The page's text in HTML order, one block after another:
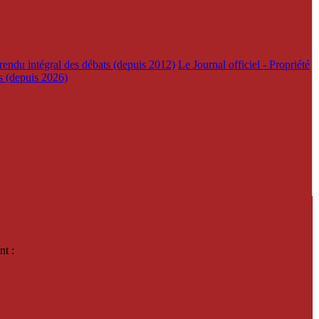
intégral des débats (depuis 2012) Le Journal officiel - Propriété
(depuis 2026)
: